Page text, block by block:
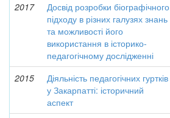
2017
Досвід розробки біографічного
підходу в різних галузях знань
та можливості його
використання в історико-
педагогічному дослідженні
2015
Діяльність педагогічних гуртків
у Закарпатті: історичний
аспект